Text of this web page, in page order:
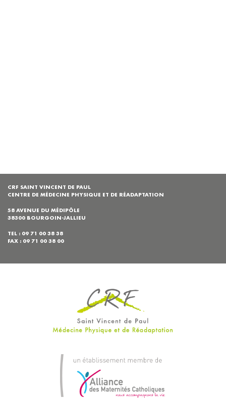
CRF SAINT VINCENT DE PAUL
CENTRE DE MÉDECINE PHYSIQUE ET DE RÉADAPTATION
58 AVENUE DU MÉDIPÔLE
38300 BOURGOIN-JALLIEU
TEL : 09 71 00 38 38
FAX : 09 71 00 38 00